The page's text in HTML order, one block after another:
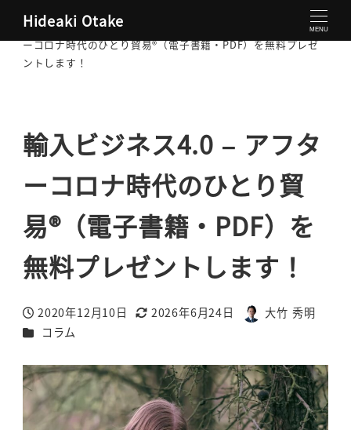
Hideaki Otake MENU
大竹秀明 公式サイト
輸入ビジネス4.0 – アフタ
ーコロナ時代のひとり貿易®（電子書籍・PDF）を無料プレゼ
ントします！
輸入ビジネス4.0 – アフタ
ーコロナ時代のひとり貿
易®（電子書籍・PDF）を
無料プレゼントします！
投稿日
2020年12月10日
更新日
2026年6月24日
著
大竹 秀明
カテゴリー
コラム